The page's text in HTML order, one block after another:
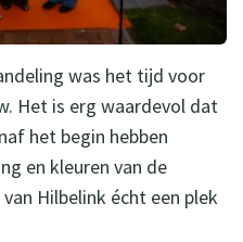
was het tijd voor
Het is erg waardevol dat
het begin hebben
en kleuren van de
Hilbelink écht een plek